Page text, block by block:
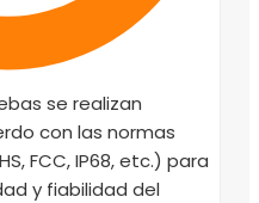
se realizan
con las normas
FCC, IP68, etc.) para
y fiabilidad del